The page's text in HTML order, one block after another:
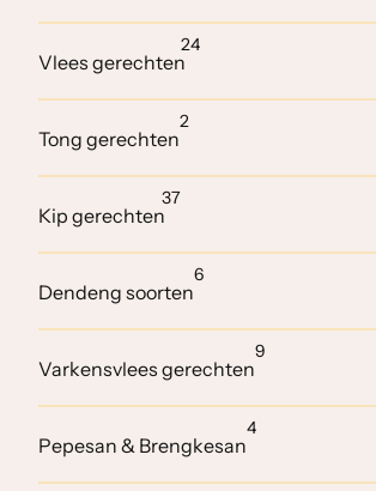
Vlees gerechten
24
Tong gerechten
2
Kip gerechten
37
Dendeng soorten
6
Varkensvlees gerechten
9
Pepesan & Brengkesan
4